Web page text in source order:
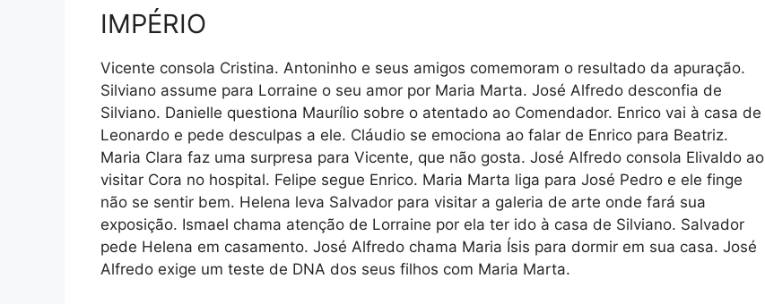
IMPÉRIO
Vicente consola Cristina. Antoninho e seus amigos comemoram o resultado da apuração.
Silviano assume para Lorraine o seu amor por Maria Marta. José Alfredo desconfia de
Silviano. Danielle questiona Maurílio sobre o atentado ao Comendador. Enrico vai à casa de
Leonardo e pede desculpas a ele. Cláudio se emociona ao falar de Enrico para Beatriz.
Maria Clara faz uma surpresa para Vicente, que não gosta. José Alfredo consola Elivaldo ao
visitar Cora no hospital. Felipe segue Enrico. Maria Marta liga para José Pedro e ele finge
não se sentir bem. Helena leva Salvador para visitar a galeria de arte onde fará sua
exposição. Ismael chama atenção de Lorraine por ela ter ido à casa de Silviano. Salvador
pede Helena em casamento. José Alfredo chama Maria Ísis para dormir em sua casa. José
Alfredo exige um teste de DNA dos seus filhos com Maria Marta.